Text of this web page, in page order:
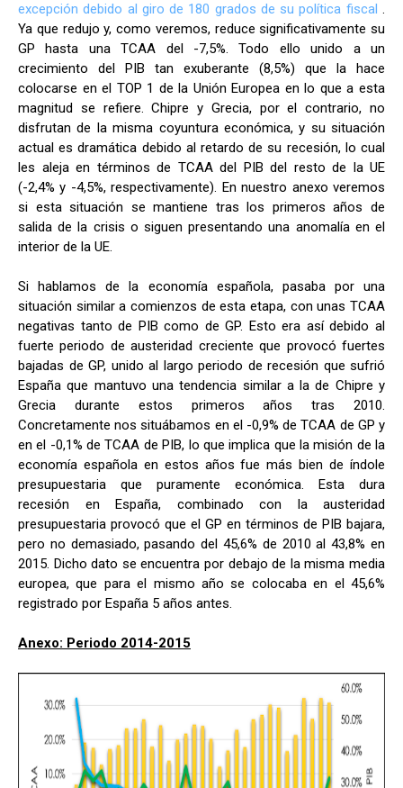
excepción debido al giro de 180 grados de su política fiscal .
Ya que redujo y, como veremos, reduce significativamente su
GP hasta una TCAA del -7,5%. Todo ello unido a un
crecimiento del PIB tan exuberante (8,5%) que la hace
colocarse en el TOP 1 de la Unión Europea en lo que a esta
magnitud se refiere. Chipre y Grecia, por el contrario, no
disfrutan de la misma coyuntura económica, y su situación
actual es dramática debido al retardo de su recesión, lo cual
les aleja en términos de TCAA del PIB del resto de la UE
(-2,4% y -4,5%, respectivamente). En nuestro anexo veremos
si esta situación se mantiene tras los primeros años de
salida de la crisis o siguen presentando una anomalía en el
interior de la UE.
Si hablamos de la economía española, pasaba por una
situación similar a comienzos de esta etapa, con unas TCAA
negativas tanto de PIB como de GP. Esto era así debido al
fuerte periodo de austeridad creciente que provocó fuertes
bajadas de GP, unido al largo periodo de recesión que sufrió
España que mantuvo una tendencia similar a la de Chipre y
Grecia durante estos primeros años tras 2010.
Concretamente nos situábamos en el -0,9% de TCAA de GP y
en el -0,1% de TCAA de PIB, lo que implica que la misión de la
economía española en estos años fue más bien de índole
presupuestaria que puramente económica. Esta dura
recesión en España, combinado con la austeridad
presupuestaria provocó que el GP en términos de PIB bajara,
pero no demasiado, pasando del 45,6% de 2010 al 43,8% en
2015. Dicho dato se encuentra por debajo de la misma media
europea, que para el mismo año se colocaba en el 45,6%
registrado por España 5 años antes.
Anexo: Periodo 2014-2015